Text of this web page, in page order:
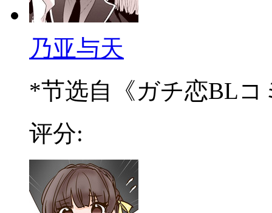
乃亚与天
*节选自《ガチ恋BLコ
评分: